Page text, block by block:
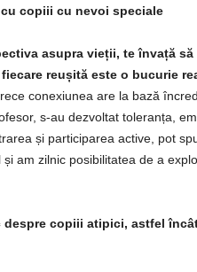
copiii cu nevoi speciale
asupra vieții, te învață
reușită este o bucurie
conexiunea are la bază
s-au dezvoltat toleranța,
și participarea active, pot
am zilnic posibilitatea de a
copiii atipici, astfel